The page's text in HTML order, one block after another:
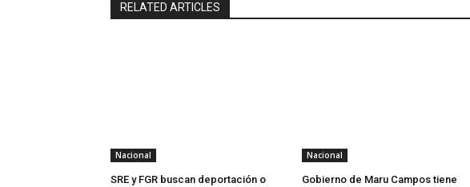
RELATED ARTICLES
Nacional
SRE y FGR buscan deportación o
Nacional
Gobierno de Maru Campos tiene